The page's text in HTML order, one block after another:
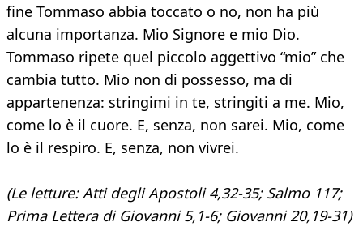
fine Tommaso abbia toccato o no, non ha più
alcuna importanza. Mio Signore e mio Dio.
Tommaso ripete quel piccolo aggettivo “mio” che
cambia tutto. Mio non di possesso, ma di
appartenenza: stringimi in te, stringiti a me. Mio,
come lo è il cuore. E, senza, non sarei. Mio, come
lo è il respiro. E, senza, non vivrei.
(Le letture: Atti degli Apostoli 4,32-35; Salmo 117;
Prima Lettera di Giovanni 5,1-6; Giovanni 20,19-31)